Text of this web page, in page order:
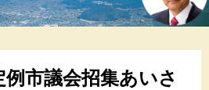
市議会招集あいさ